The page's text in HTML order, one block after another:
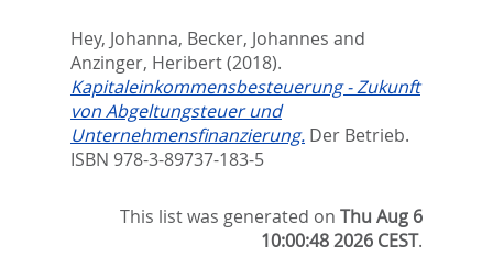
Hey, Johanna, Becker, Johannes and
Anzinger, Heribert(2018).
Kapitaleinkommensbesteuerung - Zukunft
von Abgeltungsteuer und
Unternehmensfinanzierung. Der Betrieb.
ISBN 978-3-89737-183-5
This list was generated onThu Aug 6
10:00:48 2026 CEST.